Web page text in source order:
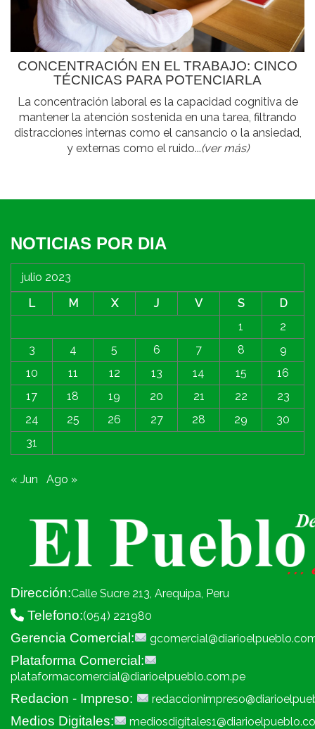
CONCENTRACIÓN EN EL TRABAJO: CINCO
TÉCNICAS PARA POTENCIARLA
La concentración laboral es la capacidad cognitiva de
mantener la atención sostenida en una tarea, filtrando
distracciones internas como el cansancio o la ansiedad,
y externas como el ruido...(ver más)
NOTICIAS POR DIA
julio 2023
L
M X J V S
D
1
2
3
4 5 6 7 8
9
10
11 12 13 14 15
16
17
18 19 20 21 22
23
24
25 26 27 28 29
30
31
« Jun Ago »
Dirección:Calle Sucre 213, Arequipa, Peru
Telefono:(054) 221980
Gerencia Comercial:
Plataforma Comercial:
plataformacomercial@diarioelpueblo.com.pe
Redacion - Impreso:
Medios Digitales: